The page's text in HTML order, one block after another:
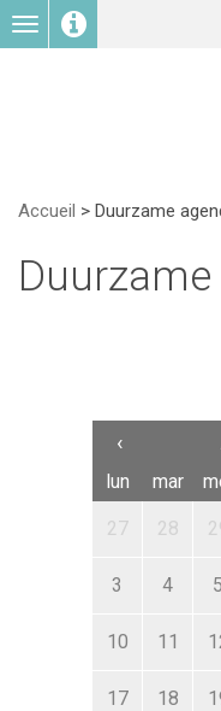
Toggle
navigation
Accueil > Duurzame
‹
lun mar
27 28
3 4 5
10 11
17 18